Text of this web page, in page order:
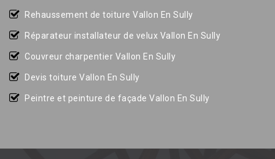
Rehaussement de toiture Vallon En Sully
Réparateur installateur de velux Vallon En Sully
Couvreur charpentier Vallon En Sully
Devis toiture Vallon En Sully
Peintre et peinture de façade Vallon En Sully